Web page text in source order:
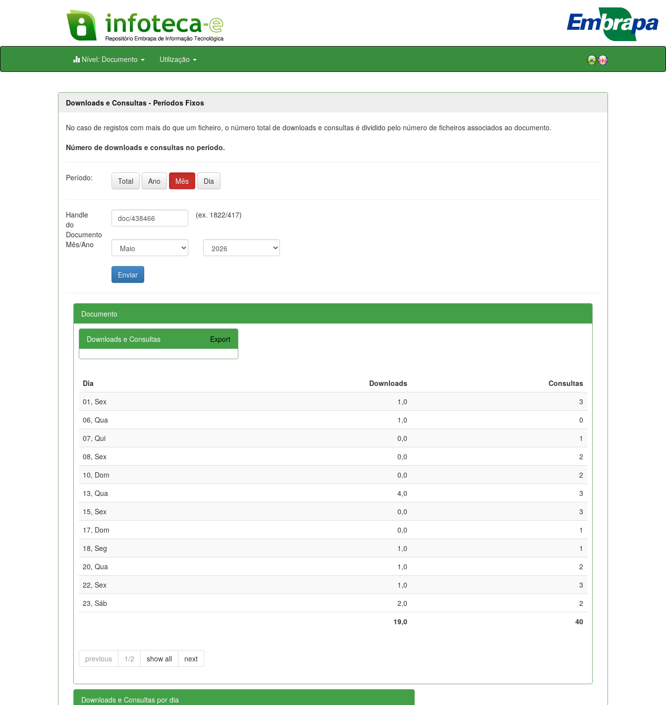
Skip
Nível: Documento Utilização
Downloads e Consultas - Períodos Fixos
No caso de registos com mais do que um ficheiro, o número total de downloads e consultas é dividido pelo número de ficheiros associados ao documento.
Número de downloads e consultas no período.
Período: Total Ano Mês Dia
Handle
do
Documento
(ex. 1822/417)
Mês/Ano
Documento
Downloads e Consultas Export
Dia Downloads
Consultas
01, Sex
1,0
3
06, Qua
1,0
0
07, Qui
0,0
1
08, Sex
0,0
2
10, Dom
0,0
2
13, Qua
4,0
3
15, Sex
0,0
3
17, Dom
0,0
1
18, Seg
1,0
1
20, Qua
1,0
2
22, Sex
1,0
3
23, Sáb
2,0
2
19,0
40
previous 1/2 show all next
Downloads e Consultas por dia